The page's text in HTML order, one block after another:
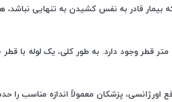
که بیمار قادر به نفس کشیدن به تنهایی
تا ۳.۰ میلی متر برای نوزادان نارس کاربرد دارد. در مواقع اورژانسی، پزشکان